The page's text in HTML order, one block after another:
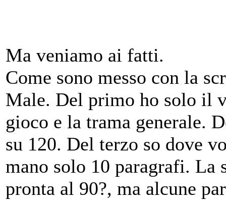
Ma veniamo ai fatti.
Come sono messo con la
Male. Del primo ho solo il
gioco e la trama generale.
su 120. Del terzo so dove
mano solo 10 paragrafi. La
pronta al 90?, ma alcune